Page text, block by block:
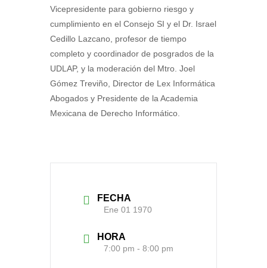
Vicepresidente para gobierno riesgo y
cumplimiento en el Consejo SI y el Dr. Israel
Cedillo Lazcano, profesor de tiempo
completo y coordinador de posgrados de la
UDLAP, y la moderación del Mtro. Joel
Gómez Treviño, Director de Lex Informática
Abogados y Presidente de la Academia
Mexicana de Derecho Informático.
FECHA
Ene 01 1970
HORA
7:00 pm - 8:00 pm